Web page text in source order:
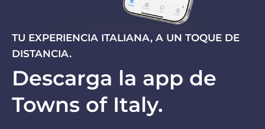
TU EXPERIENCIA ITALIANA, A UN TOQUE DE
DISTANCIA.
Descarga la app de
Towns of Italy.